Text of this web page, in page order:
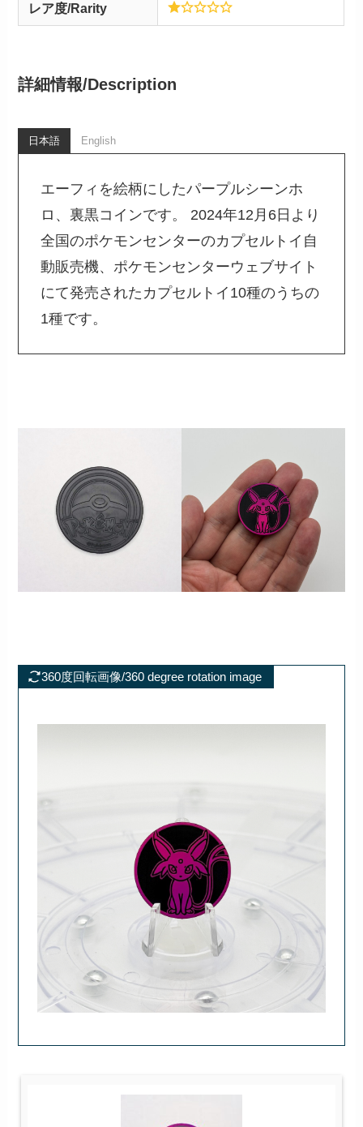
レア度/Rarity
詳細情報/Description
日本語 English
エーフィを絵柄にしたパープルシーンホ
ロ、裏黒コインです。 2024年12月6日より
全国のポケモンセンターのカプセルトイ自
動販売機、ポケモンセンターウェブサイト
にて発売されたカプセルトイ10種のうちの
1種です。
360度回転画像/360 degree rotation image